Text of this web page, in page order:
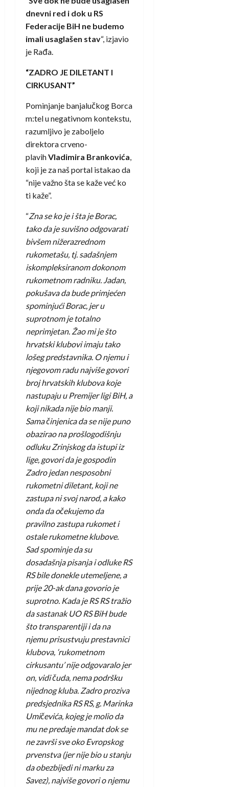
dnevni red i dok u RS
Federacije BiH ne budemo
imali usaglašen stav“, izjavio
je Rađa.
“ZADRO JE DILETANT I
CIRKUSANT”
Pominjanje banjalučkog Borca
m:tel u negativnom kontekstu,
razumljivo je zaboljelo
direktora crveno-
plavihVladimira Brankovića,
koji je za naš portal istakao da
“nije važno šta se kaže već ko
ti kaže”.
“Zna se ko je i šta je Borac,
tako da je suvišno odgovarati
bivšem nižerazrednom
rukometašu, tj. sadašnjem
iskompleksiranom dokonom
rukometnom radniku. Jadan,
pokušava da bude primjećen
spominjući Borac, jer u
suprotnom je totalno
neprimjetan. Žao mi je što
hrvatski klubovi imaju tako
lošeg predstavnika. O njemu i
njegovom radu najviše govori
broj hrvatskih klubova koje
nastupaju u Premijer ligi BiH, a
koji nikada nije bio manji.
Sama činjenica da se nije puno
obazirao na prošlogodišnju
odluku Zrinjskog da istupi iz
lige, govori da je gospodin
Zadro jedan nesposobni
rukometni diletant, koji ne
zastupa ni svoj narod, a kako
onda da očekujemo da
pravilno zastupa rukomet i
ostale rukometne klubove.
Sad spominje da su
dosadašnja pisanja i odluke RS
RS bile donekle utemeljene, a
prije 20-ak dana govorio je
suprotno. Kada je RS RS tražio
da sastanak UO RS BiH bude
što transparentiji i da na
njemu prisustvuju prestavnici
klubova, ‘rukometnom
cirkusantu’ nije odgovaralo jer
on, vidi čuda, nema podršku
nijednog kluba. Zadro proziva
predsjednika RS RS, g. Marinka
Umičevića, kojeg je molio da
mu ne predaje mandat dok se
ne završi sve oko Evropskog
prvenstva (jer nije bio u stanju
da obezbijedi ni marku za
Savez), najviše govori o njemu